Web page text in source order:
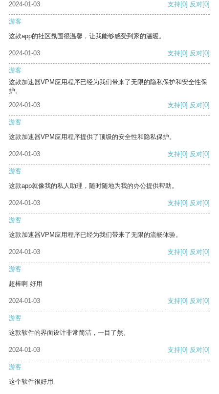
2024-01-03
支持[0] 反对[0]
游客
这款app的社区氛围很温馨，让我能够感受到家的温暖。
2024-01-03 支持[0] 反对[0]
游客
这款加速器VPM应用程序已经为我们带来了无限的隐私保护和安全性保
护。
2024-01-03
支持[0] 反对[0]
游客
这款加速器VPM应用程序提供了顶级的安全性和隐私保护。
2024-01-03 支持[0] 反对[0]
游客
这款app就像我的私人助理，随时随地为我的办公提供帮助。
2024-01-03 支持[0] 反对[0]
游客
这款加速器VPM应用程序已经为我们带来了无限的流畅体验。
2024-01-03 支持[0] 反对[0]
游客
超棒啊 好用
2024-01-03 支持[0] 反对[0]
游客
这款软件的界面设计非常简洁，一目了然。
2024-01-03 支持[0] 反对[0]
游客
这个软件很好用